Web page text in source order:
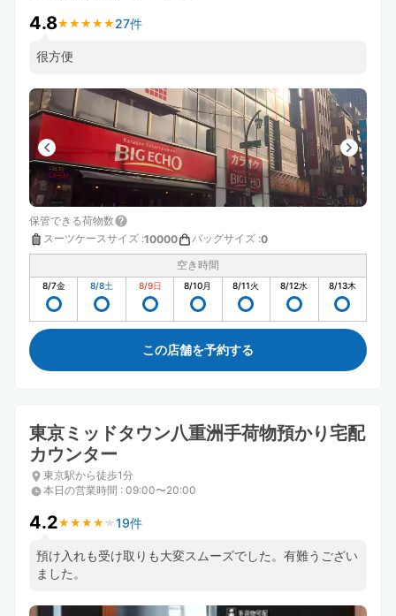
4.8★ ★ ★ ★ ★
★ ★ ★ ★ ★ 27件
很方便
保管できる荷物数
スーツケースサイズ :10000 バッグサイズ :0
空き時間
8/7金 8/8土 8/9日 8/10月 8/11火 8/12水 8/13木
この店舗を予約する
東京ミッドタウン八重洲手荷物預かり宅配
カウンター
東京駅から徒歩1分
本日の営業時間 : 09:00〜20:00
4.2★ ★ ★ ★ ★
★ ★ ★ ★ ★ 19件
預け入れも受け取りも大変スムーズでした。有難うござい
ました。